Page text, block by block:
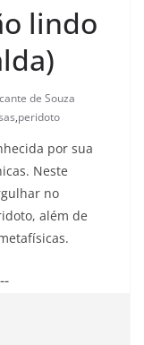
lindo
de Souza
,peridoto
por sua
Neste
no
além de